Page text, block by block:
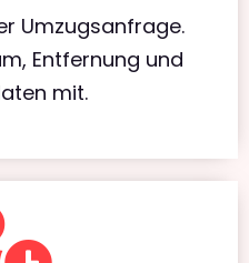
Umzugsanfrage.
Entfernung und
mit.